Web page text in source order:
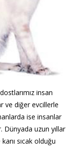
insan
ve diğer evcillerle
ise insanlar
Dünyada uzun yıllar
sıcak olduğu